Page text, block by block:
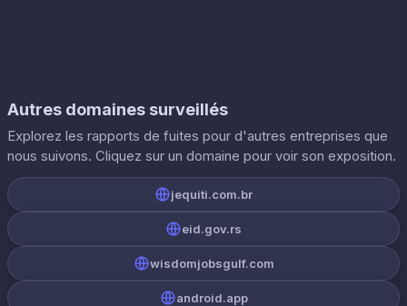
Autres domaines surveillés
Explorez les rapports de fuites pour d'autres entreprises que
nous suivons. Cliquez sur un domaine pour voir son exposition.
jequiti.com.br
eid.gov.rs
wisdomjobsgulf.com
android.app